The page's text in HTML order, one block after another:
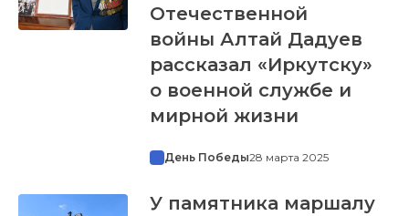
Отечественной
войны Алтай Дадуев
рассказал «Иркутску»
о военной службе и
мирной жизни
День Победы28 марта 2025
У памятника маршалу